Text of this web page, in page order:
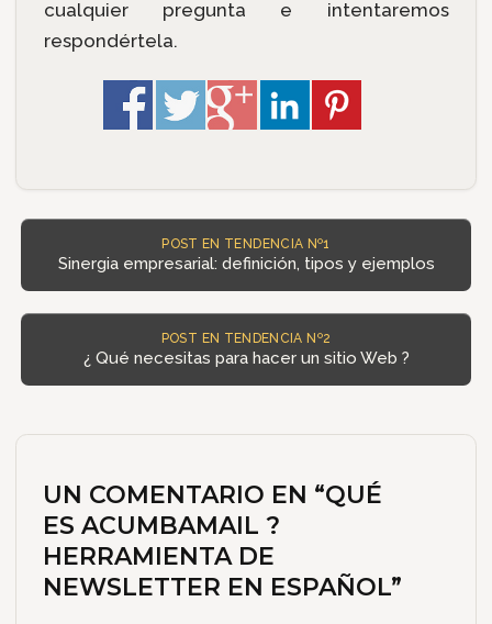
cualquier pregunta e intentaremos
respondértela.
POST EN TENDENCIA Nº1
Sinergia empresarial: definición, tipos y ejemplos
POST EN TENDENCIA Nº2
¿ Qué necesitas para hacer un sitio Web ?
UN COMENTARIO EN “QUÉ
ES ACUMBAMAIL ?
HERRAMIENTA DE
NEWSLETTER EN ESPAÑOL”